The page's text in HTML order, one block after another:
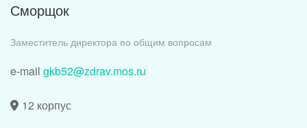
Сморщок
Заместитель директора по общим вопросам
e-mail gkb52@zdrav.mos.ru
12 корпус